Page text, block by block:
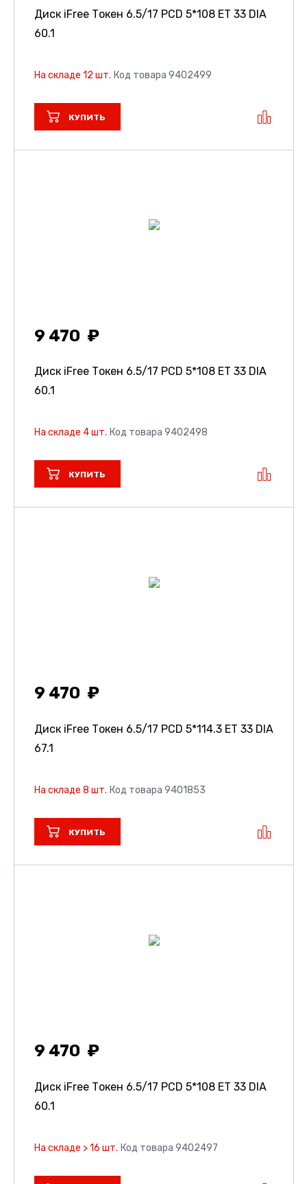
Диск iFree Токен 6.5/17 PCD 5*108 ET 33 DIA
60.1
На складе 12 шт. Код товара 9402499
КУПИТЬ
9 470
Диск iFree Токен 6.5/17 PCD 5*108 ET 33 DIA
60.1
На складе 4 шт. Код товара 9402498
КУПИТЬ
9 470
Диск iFree Токен 6.5/17 PCD 5*114.3 ET 33 DIA
67.1
На складе 8 шт. Код товара 9401853
КУПИТЬ
9 470
Диск iFree Токен 6.5/17 PCD 5*108 ET 33 DIA
60.1
На складе > 16 шт. Код товара 9402497